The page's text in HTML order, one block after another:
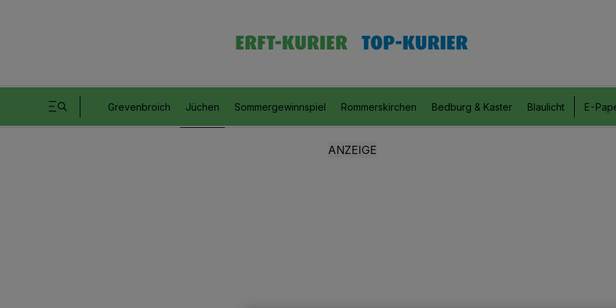
Grevenbroich Jüchen Sommergewinnspiel Rommerskirchen Bedburg & Kaster Blaulicht E-